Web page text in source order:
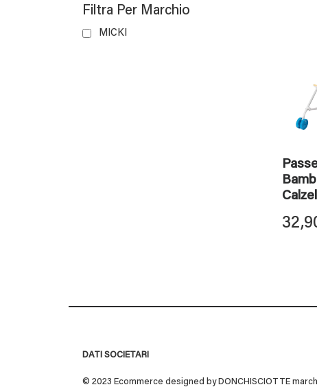
Filtra Per Marchio
MICKI
DATI SOCIETARI
© 2023 Ecommerce designed by DONCHISCIOTTE